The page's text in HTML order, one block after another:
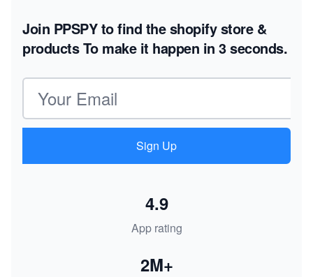
Join PPSPY to find the shopify store &
productsTo make it happen in 3 seconds.
Email address
Sign Up
App rating
4.9
2M+